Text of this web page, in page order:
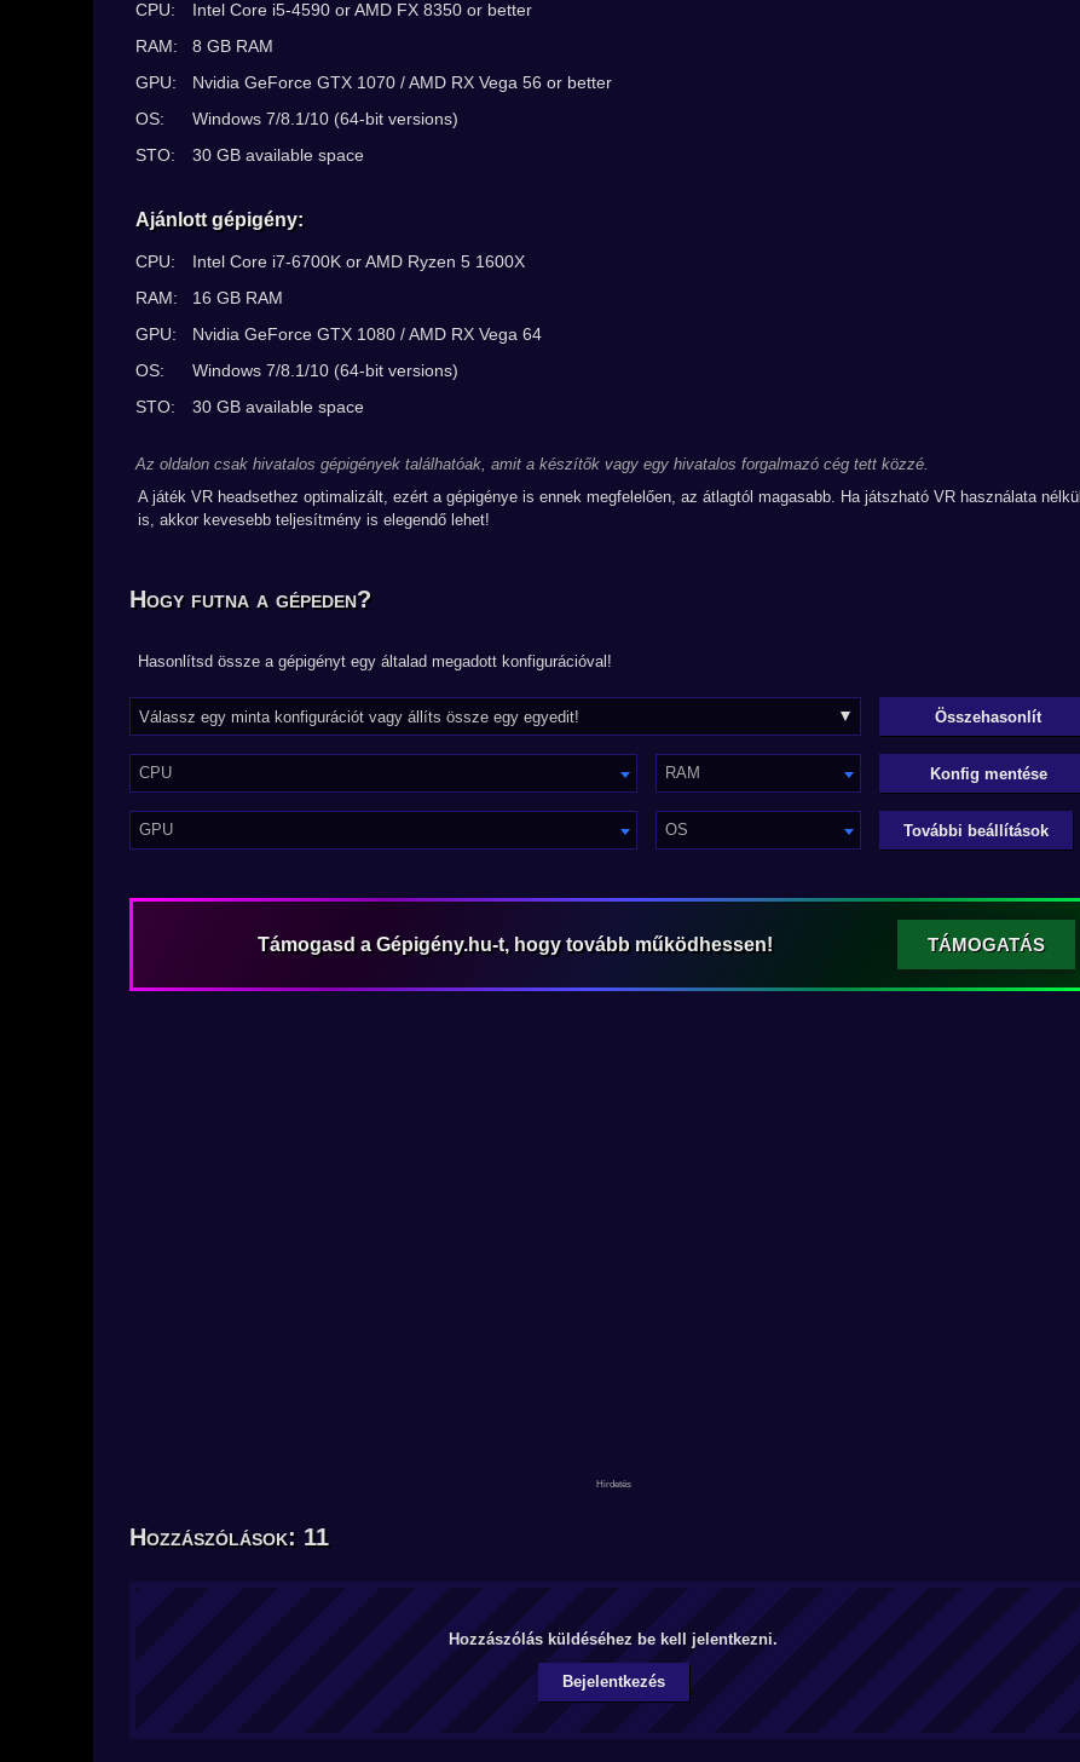
CPU:
Intel Core i5-4590 or AMD FX 8350 or better
RAM:
8 GB RAM
GPU:
Nvidia GeForce GTX 1070 / AMD RX Vega 56 or better
OS:
Windows 7/8.1/10 (64-bit versions)
STO:
30 GB available space
Ajánlott gépigény:
CPU:
Intel Core i7-6700K or AMD Ryzen 5 1600X
RAM:
16 GB RAM
GPU:
Nvidia GeForce GTX 1080 / AMD RX Vega 64
OS:
Windows 7/8.1/10 (64-bit versions)
STO:
30 GB available space
Az oldalon csak hivatalos gépigények találhatóak, amit a készítők vagy egy hivatalos forgalmazó cég tett közzé.
A játék VR headsethez optimalizált, ezért a gépigénye is ennek megfelelően, az átlagtól magasabb. Ha játszható VR használata nélkül
is, akkor kevesebb teljesítmény is elegendő lehet!
Hogy futna a gépeden?
Hasonlítsd össze a gépigényt egy általad megadott konfigurációval!
CPU RAM
GPU OS
Konfig mentése
További beállítások
Támogasd a Gépigény.hu-t, hogy tovább működhessen! TÁMOGATÁS
Hozzászólások: 11
Hozzászólás küldéséhez be kell jelentkezni.
Bejelentkezés